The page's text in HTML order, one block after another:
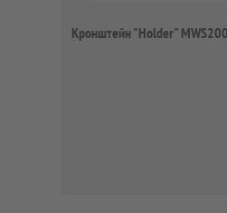
Кронштейн "Holder"